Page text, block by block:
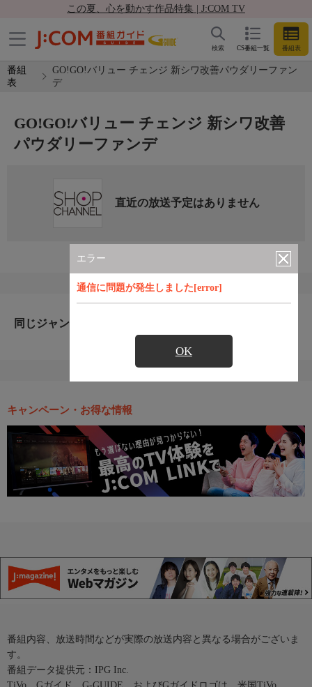
この夏、心を動かす作品特集 | J:COM TV
CS番組一覧 番組表
検索
番組
表
GO!GO!バリュー チェンジ 新シワ改善パウダリーファン
デ
エラー
通信に問題が発生しました[error]
OK
GO!GO!バリュー チェンジ 新シワ改善
パウダリーファンデ
直近の放送予定はありません
同じジャンルのおすすめ番組
キャンペーン・お得な情報
番組内容、放送時間などが実際の放送内容と異なる場合がございま
す。
番組データ提供元：IPG Inc.